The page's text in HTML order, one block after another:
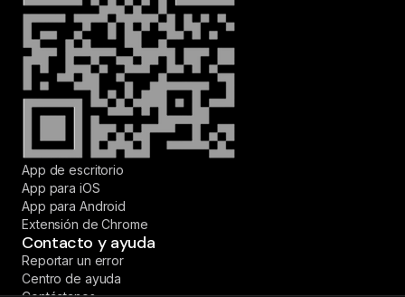
App de escritorio
App para iOS
App para Android
Extensión de Chrome
Contacto y ayuda
Reportar un error
Centro de ayuda